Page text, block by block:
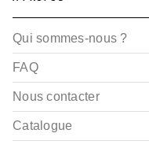
Qui sommes-nous ?
FAQ
Nous contacter
Catalogue